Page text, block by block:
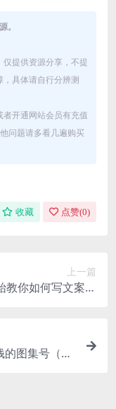
。
提供资源分享，不提
具体请自行分辨测
开通网站会员有充值
问题请多看几遍购买
收藏 点赞(0)
上一篇
你如何写文案脚
图集号（文